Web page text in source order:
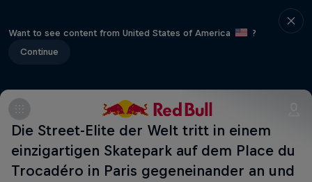
Want to see content from United States of America
?
Continue
Die Street-Elite der Welt tritt in einem
einzigartigen Skatepark auf dem Place du
Trocadéro in Paris gegeneinander an und